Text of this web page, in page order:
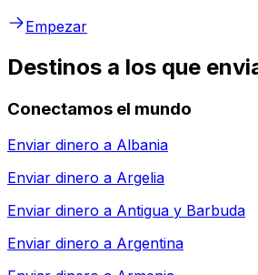
Empezar
Destinos a los que
Conectamos el mundo
Enviar dinero a Albania
Enviar dinero a Argelia
Enviar dinero a Antigua y Barbuda
Enviar dinero a Argentina